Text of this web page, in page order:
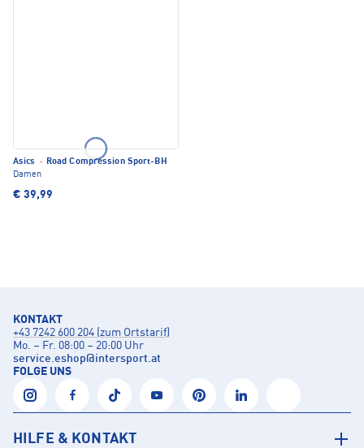
Asics · Road Compression Sport-BH
Damen
€ 39,99
KONTAKT
+43 7242 600 204 (zum Ortstarif)
Mo. – Fr. 08:00 – 20:00 Uhr
service.eshop@intersport.at
FOLGE UNS
HILFE & KONTAKT